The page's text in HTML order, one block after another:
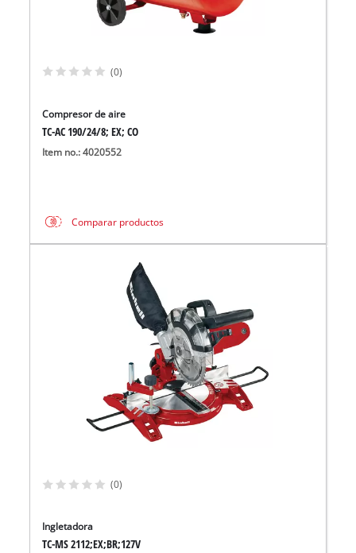
(0)
Compresor de aire
TC-AC 190/24/8; EX; CO
Item no.: 4020552
Comparar productos
(0)
Ingletadora
TC-MS 2112;EX;BR;127V